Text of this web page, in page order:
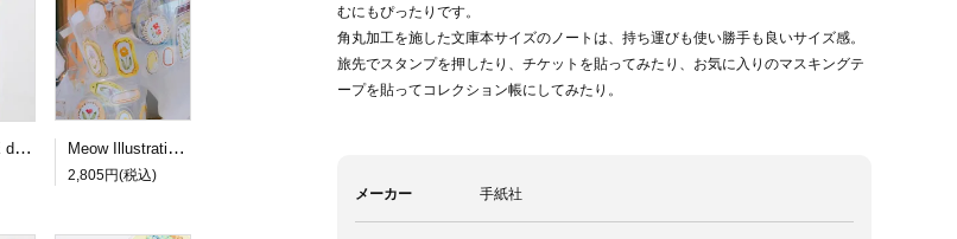
むにもぴったりです。
角丸加工を施した文庫本サイズのノートは、持ち運びも使い勝手も良いサイズ感。
旅先でスタンプを押したり、チケットを貼ってみたり、お気に入りのマスキングテ
ープを貼ってコレクション帳にしてみたり。
メーカー 手紙社
MIND WAVE dewdrop sticker green Meow Illustration PETロールシール Frames
2,805円(税込)